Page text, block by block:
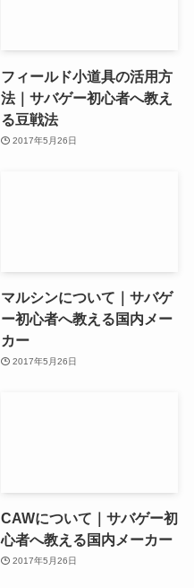
フィールド小道具の活用方
法｜サバゲー初心者へ教え
る豆戦法
2017年5月26日
マルシンについて｜サバゲ
ー初心者へ教える国内メー
カー
2017年5月26日
CAWについて｜サバゲー初
心者へ教える国内メーカー
2017年5月26日